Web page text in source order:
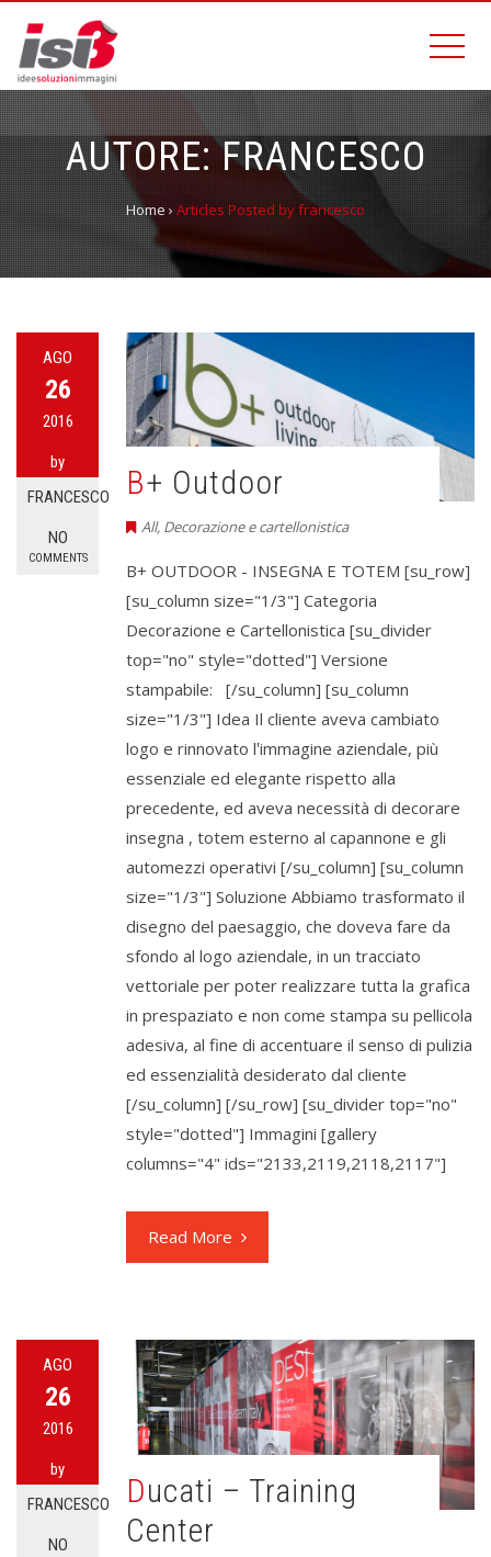
AUTORE:FRANCESCO
Home› Articles Posted by francesco
AGO
26
2016
by
FRANCESCO
NO
COMMENTS
B+ Outdoor
All, Decorazione e cartellonistica
B+ OUTDOOR - INSEGNA E TOTEM [su_row]
[su_column size="1/3"] Categoria
Decorazione e Cartellonistica [su_divider
top="no" style="dotted"] Versione
stampabile: [/su_column] [su_column
size="1/3"] Idea Il cliente aveva cambiato
logo e rinnovato l‛immagine aziendale, più
essenziale ed elegante rispetto alla
precedente, ed aveva necessità di decorare
insegna , totem esterno al capannone e gli
automezzi operativi [/su_column] [su_column
size="1/3"] Soluzione Abbiamo trasformato il
disegno del paesaggio, che doveva fare da
sfondo al logo aziendale, in un tracciato
vettoriale per poter realizzare tutta la grafica
in prespaziato e non come stampa su pellicola
adesiva, al fine di accentuare il senso di pulizia
ed essenzialità desiderato dal cliente
[/su_column] [/su_row] [su_divider top="no"
style="dotted"] Immagini [gallery
columns="4" ids="2133,2119,2118,2117"]
Read More
AGO
26
2016
by
FRANCESCO
NO
Ducati – Training
Center